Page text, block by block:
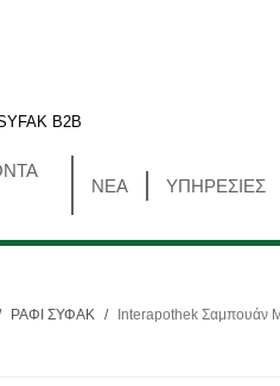
B2B
ΝΕΑ ΥΠΗΡΕΣΙΕΣ
ΡΑΦΙ ΣΥΦΑΚ / Interapothek Σαμπουάν